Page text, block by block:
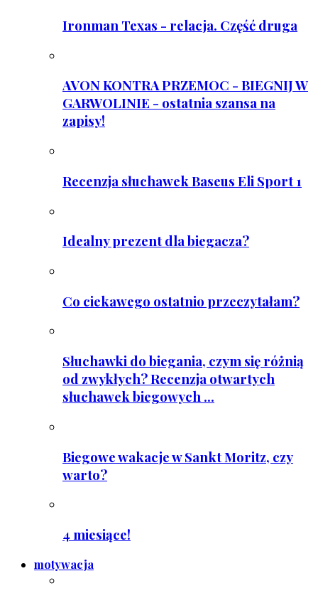
Ironman Texas - relacja. Część druga
AVON KONTRA PRZEMOC - BIEGNIJ W
GARWOLINIE - ostatnia szansa na
zapisy!
Recenzja słuchawek Baseus Eli Sport 1
Idealny prezent dla biegacza?
Co ciekawego ostatnio przeczytałam?
Słuchawki do biegania, czym się różnią
od zwykłych? Recenzja otwartych
słuchawek biegowych ...
Biegowe wakacje w Sankt Moritz, czy
warto?
4 miesiące!
motywacja